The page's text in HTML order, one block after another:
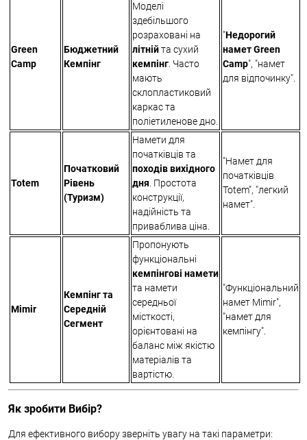
Green
Camp
Бюджетний
Кемпінг
Моделі
здебільшого
розраховані на
літнійта сухий
кемпінг . Часто
мають
склопластиковий
каркас та
поліетиленове дно.
"Недорогий
намет Green
Camp", "намет
для відпочинку".
Totem
Початковий
Рівень
(Туризм)
Намети для
початківців та
походів вихідного
дня . Простота
конструкції,
надійність та
приваблива ціна.
"Намет для
початківців
Totem", "легкий
намет".
Mimir
Кемпінг та
Середній
Сегмент
Пропонують
функціональні
кемпінгові намети
та намети
середньої
місткості,
орієнтовані на
баланс між якістю
матеріалів та
вартістю.
"Функціональний
намет Mimir",
"намет для
кемпінгу".
Як зробити Вибір?
Для ефективного вибору зверніть увагу на такі параметри: